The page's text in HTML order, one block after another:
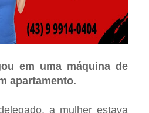
em uma máquina de
apartamento.
a mulher estava